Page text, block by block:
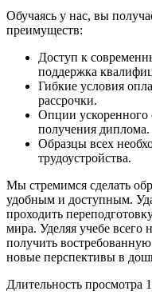
Обучаясь у нас, вы
преимуществ:
Доступ к
поддержка
Гибкие условия
рассрочки.
Опции ускоренного
получения диплома.
Образцы всех
трудоустройства.
Мы стремимся сделать
удобным и доступным.
проходить
мира. Уделяя учебе всего
получить
новые перспективы в
Длительность просмотра